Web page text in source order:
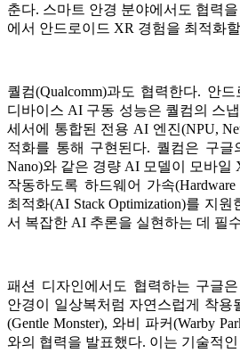
춘다. 스마트 안경 분야에서도 협력
에서 안드로이드 XR 경험을 최적화
퀄컴(Qualcomm)과도 협력한다. 안
디바이스 AI 구동 성능은 퀄컴의 스냅
세서에 통합된 전용 AI 엔진(NPU,
적화를 통해 구현된다. 퀄컴은 구글
Nano)와 같은 경량 AI 모델이 모바일
작동하도록 하드웨어 가속
최적화(AI Stack Optimization)를 지
서 복잡한 AI 추론을 실현하는 데 필
패션 디자인에서도 협력하는 구글
안경이 일상복처럼 자연스럽게 착용
(Gentle Monster), 와비 파커(Warby
와의 협력을 발표했다. 이는 기술적